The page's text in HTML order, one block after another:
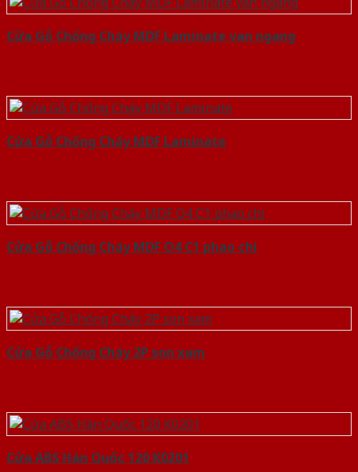
Cửa Gỗ Chống Cháy MDF Laminate van ngang
Cửa Gỗ Chống Cháy MDF Laminate
Cửa Gỗ Chống Cháy MDF O4 C1 phao chi
Cửa Gỗ Chống Cháy 2P son xam
Cửa ABS Hàn Quốc 120 K0201